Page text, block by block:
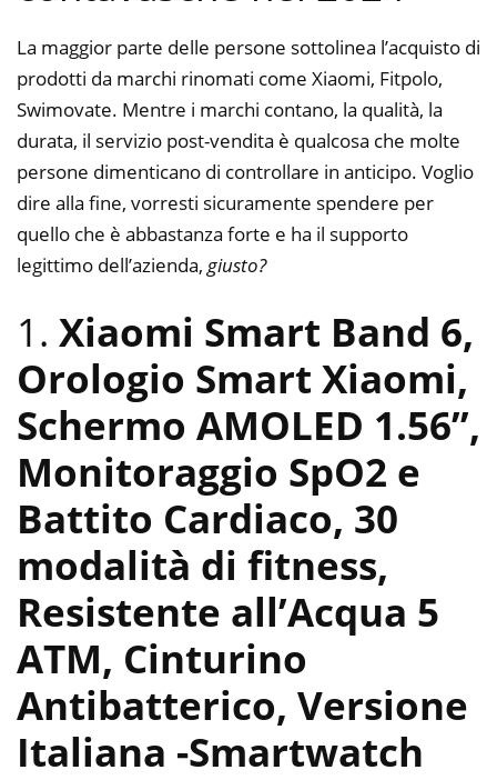
La maggior parte delle persone sottolinea l’acquisto di
prodotti da marchi rinomati come Xiaomi, Fitpolo,
Swimovate. Mentre i marchi contano, la qualità, la
durata, il servizio post-vendita è qualcosa che molte
persone dimenticano di controllare in anticipo. Voglio
dire alla fine, vorresti sicuramente spendere per
quello che è abbastanza forte e ha il supporto
legittimo dell’azienda, giusto?
1. Xiaomi Smart Band 6,
Orologio Smart Xiaomi,
Schermo AMOLED 1.56”,
Monitoraggio SpO2 e
Battito Cardiaco, 30
modalità di fitness,
Resistente all’Acqua 5
ATM, Cinturino
Antibatterico, Versione
Italiana -Smartwatch